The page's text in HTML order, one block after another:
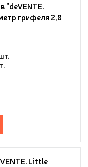
"deVENTE.
грифеля 2,8
коробке
Little